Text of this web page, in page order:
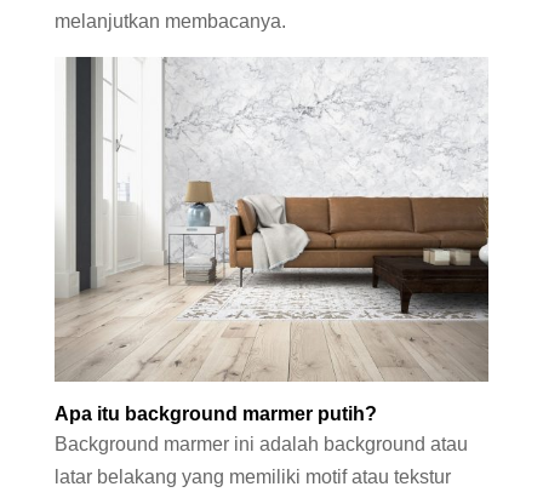
melanjutkan membacanya.
Apa itu background marmer putih?
Background marmer ini adalah background atau
latar belakang yang memiliki motif atau tekstur